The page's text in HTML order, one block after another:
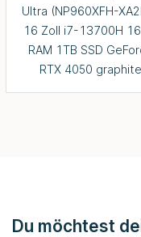
Ultra (NP960XFH-
16 Zoll i7-13700H
RAM 1TB SSD
RTX 4050 graphite
Du möchtest